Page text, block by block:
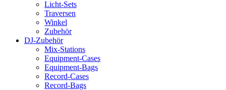
Licht-Sets
Traversen
Winkel
Zubehör
DJ-Zubehör
Mix-Stations
Equipment-Cases
Equipment-Bags
Record-Cases
Record-Bags